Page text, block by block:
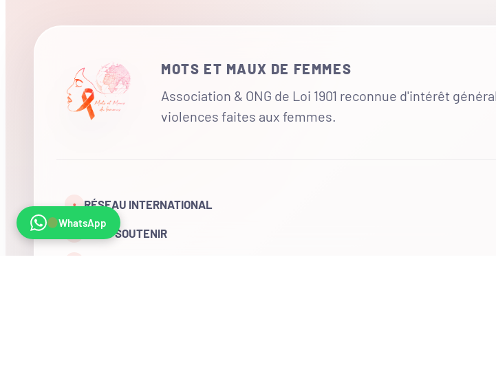
MOTS ET MAUX DE FEMMES
Association & ONG de Loi 1901 reconnue d'intérêt
violences faites aux femmes.
• RÉSEAU INTERNATIONAL
NOUS SOUTENIR
WhatsApp